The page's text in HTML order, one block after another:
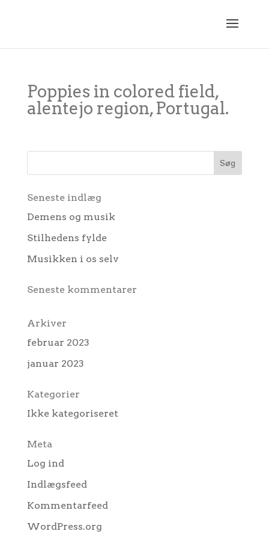
Poppies in colored field,
alentejo region, Portugal.
Seneste indlæg
Demens og musik
Stilhedens fylde
Musikken i os selv
Seneste kommentarer
Arkiver
februar 2023
januar 2023
Kategorier
Ikke kategoriseret
Meta
Log ind
Indlægsfeed
Kommentarfeed
WordPress.org